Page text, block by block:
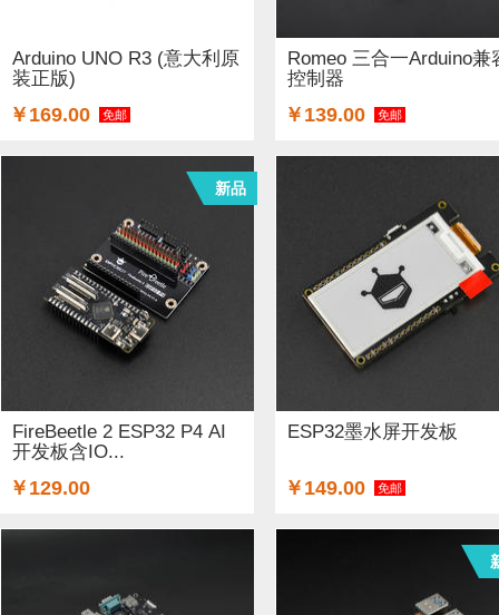
Arduino UNO R3 (意大利原
装正版)
￥169.00 免邮
Romeo 三合一Arduino兼
控制器
￥139.00 免邮
FireBeetle 2 ESP32 P4 AI
开发板含IO...
￥129.00
新品
ESP32墨水屏开发板
￥149.00 免邮